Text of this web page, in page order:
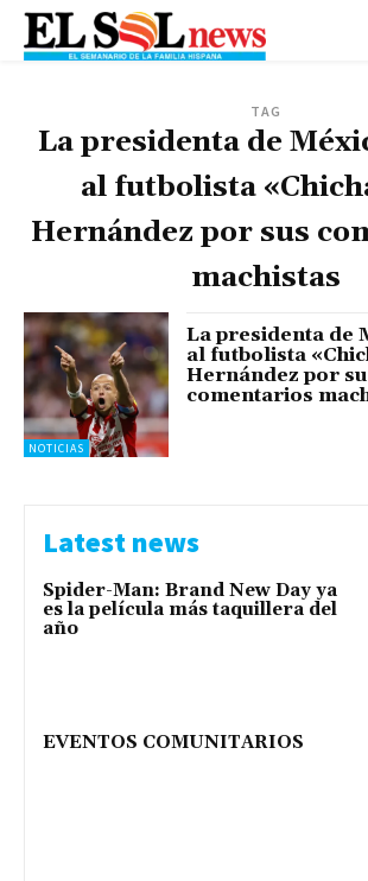
TAG
La presidenta de
al futbolista
Hernández por sus
machistas
NOTICIAS
La presidenta de
al futbolista
Hernández por
comentarios
Latest news
Spider-Man: Brand New Day ya
es la película más taquillera del
año
EVENTOS COMUNITARIOS